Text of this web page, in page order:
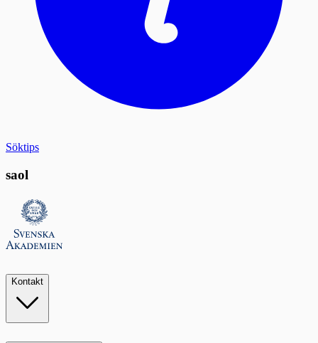
Söktips
saol
Kontakt